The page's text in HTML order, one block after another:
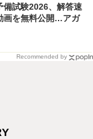
備試験2026、解答速
画を無料公開…アガ
Recommended by